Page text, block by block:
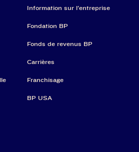
Information sur l'entreprise
Fondation BP
Fonds de revenus BP
Carrières
Franchisage
BP USA